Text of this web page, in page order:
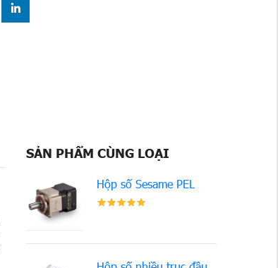
SẢN PHẨM CÙNG LOẠI
Hộp số Sesame PEL